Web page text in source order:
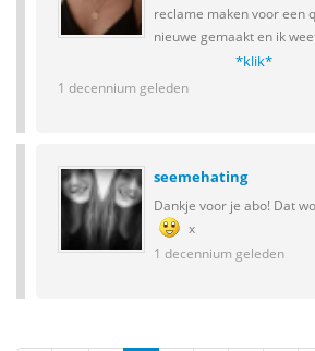
reclame maken voor een
nieuwe gemaakt en ik
*klik*
1 decennium geleden
seemehating
Dankje voor je abo! Dat
x
1 decennium geleden